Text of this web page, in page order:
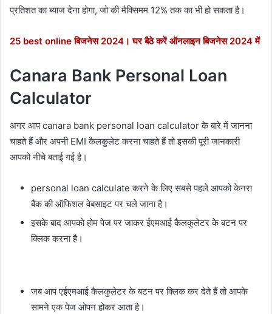
प्रतिशत का ब्याज देना होगा, जो की मैक्सिमम 12% तक का भी हो सकता है।
25 best online बिजनेस 2024। घर बैठे करें ऑनलाइन बिजनेस 2024 में
Canara Bank Personal Loan
Calculator
अगर आप canara bank personal loan calculator के बारे में जानना
चाहते हैं और अपनी EMI कैलकुलेट करना चाहते हैं तो इसकी पूरी जानकारी
आपको नीचे बताई गई है।
personal loan calculate करने के लिए सबसे पहले आपको केनरा
बैंक की ऑफिशल वेबसाइट पर चले जाना है।
इसके बाद आपको होम पेज पर जाकर ईएमआई कैलकुलेटर के बटन पर
क्लिक करना है।
जब आप एईएमआई कैलकुलेटर के बटन पर क्लिक कर देते हैं तो आपके
सामने एक पेज ओपन होकर आता है।